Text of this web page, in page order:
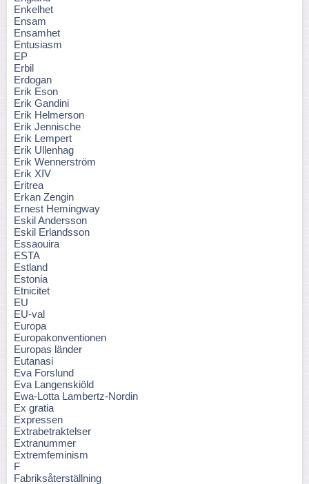
Enkelhet
Ensam
Ensamhet
Entusiasm
EP
Erbil
Erdogan
Erik Eson
Erik Gandini
Erik Helmerson
Erik Jennische
Erik Lempert
Erik Ullenhag
Erik Wennerström
Erik XIV
Eritrea
Erkan Zengin
Ernest Hemingway
Eskil Andersson
Eskil Erlandsson
Essaouira
ESTA
Estland
Estonia
Etnicitet
EU
EU-val
Europa
Europakonventionen
Europas länder
Eutanasi
Eva Forslund
Eva Langenskiöld
Ewa-Lotta Lambertz-Nordin
Ex gratia
Expressen
Extrabetraktelser
Extranummer
Extremfeminism
F
Fabriksåterställning